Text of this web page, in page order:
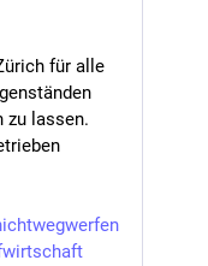
für alle
zu lassen.